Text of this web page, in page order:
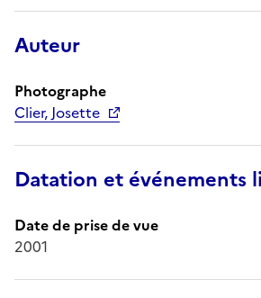
Auteur
Photographe
Clier, Josette
Datation et événements
Date de prise de vue
2001